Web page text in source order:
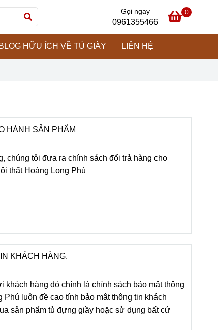
Gọi ngay
0961355466
0
BLOG HỮU ÍCH VỀ TỦ GIÀY LIÊN HỆ
HÀNH SẢN PHẨM
chúng tôi đưa ra chính sách đổi trả hàng cho
thất Hoàng Long Phú
KHÁCH HÀNG.
khách hàng đó chính là chính sách bảo mật thông
luôn đề cao tính bảo mật thông tin khách
sản phẩm tủ đựng giầy hoặc sử dụng bất cứ